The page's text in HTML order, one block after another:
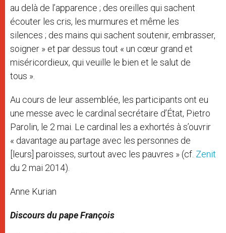
au delà de l’apparence ; des oreilles qui sachent
écouter les cris, les murmures et même les
silences ; des mains qui sachent soutenir, embrasser,
soigner » et par dessus tout « un cœur grand et
miséricordieux, qui veuille le bien et le salut de
tous ».
Au cours de leur assemblée, les participants ont eu
une messe avec le cardinal secrétaire d’État, Pietro
Parolin, le 2 mai. Le cardinal les a exhortés à s’ouvrir
« davantage au partage avec les personnes de
[leurs] paroisses, surtout avec les pauvres » (cf. Zenit
du 2 mai 2014).
Anne Kurian
Discours du pape François